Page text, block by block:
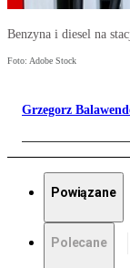
Benzyna i diesel na
Foto: Adobe Stock
Grzegorz
Powiązane
Polecane